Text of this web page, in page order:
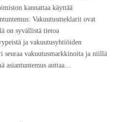
kannattaa käyttää
Vakuutusmeklarit ovat
on syvällistä tietoa
ja vakuutusyhtiöiden
seuraa vakuutusmarkkinoita ja niillä
asiantuntemus auttaa…